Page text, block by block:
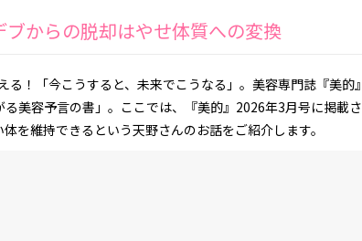
からの脱却はやせ体質への変換
！「今こうすると、未来でこうなる」。美容専門誌『美的』
美容予言の書」。ここでは、『美的』2026年3月号に掲載さ
を維持できるという天野さんのお話をご紹介します。